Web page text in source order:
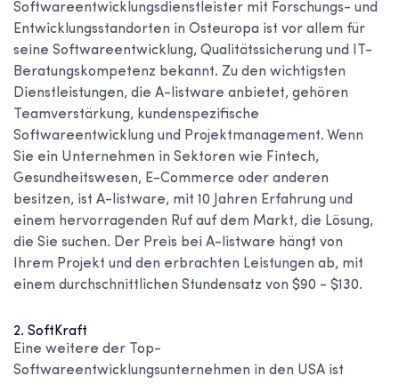
Softwareentwicklungsdienstleister mit Forschungs- und
Entwicklungsstandorten in Osteuropa ist vor allem für
seine Softwareentwicklung, Qualitätssicherung und IT-
Beratungskompetenz bekannt. Zu den wichtigsten
Dienstleistungen, die A-listware anbietet, gehören
Teamverstärkung, kundenspezifische
Softwareentwicklung und Projektmanagement. Wenn
Sie ein Unternehmen in Sektoren wie Fintech,
Gesundheitswesen, E-Commerce oder anderen
besitzen, ist A-listware, mit 10 Jahren Erfahrung und
einem hervorragenden Ruf auf dem Markt, die Lösung,
die Sie suchen. Der Preis bei A-listware hängt von
Ihrem Projekt und den erbrachten Leistungen ab, mit
einem durchschnittlichen Stundensatz von $90 - $130.
2. SoftKraft
Eine weitere der Top-
Softwareentwicklungsunternehmen in den USA ist